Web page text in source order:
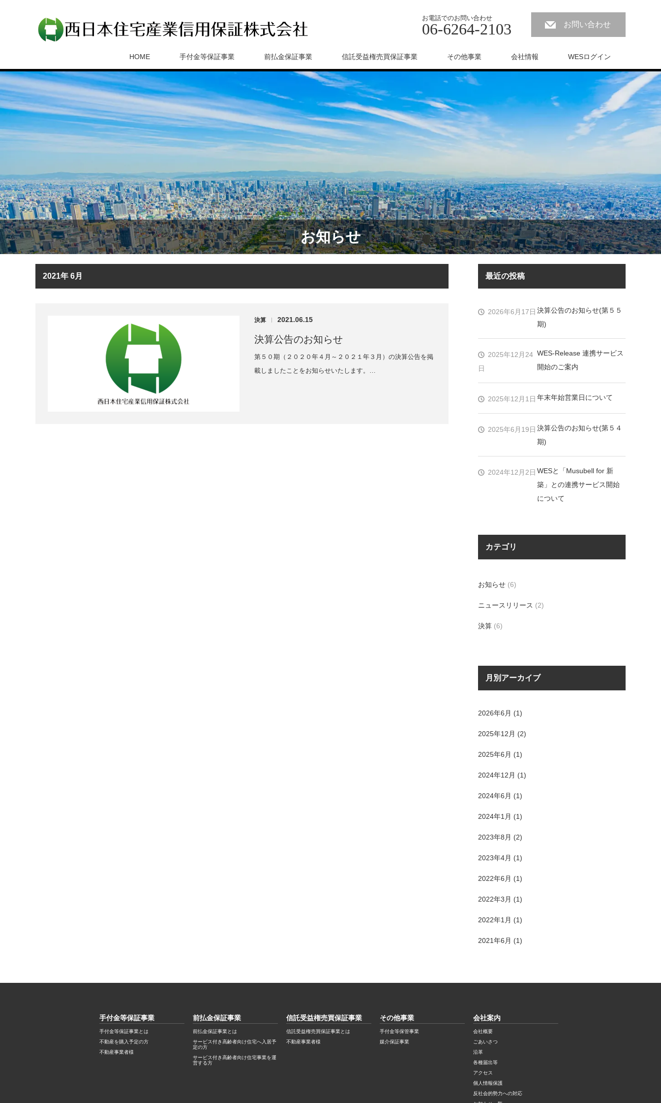
お電話でのお問い合わせ
06-6264-2103 お問い合わせ
HOME 手付金等保証事業 前払金保証事業 信託受益権売買保証事業 その他事業 会社情報 WESログイン
お知らせ
2021年 6月
決算 | 2021.06.15
決算公告のお知らせ
第５０期（２０２０年４月～２０２１年３月）の決算公告を掲
載しましたことをお知らせいたします。…
最近の投稿
決算公告のお知らせ(第５５
期)
2026年6月17日
WES-Release 連携サービス
開始のご案内
2025年12月24
日
年末年始営業日について
2025年12月1日
決算公告のお知らせ(第５４
期)
2025年6月19日
WESと「Musubell for 新
築」との連携サービス開始
について
2024年12月2日
カテゴリ
お知らせ (6)
ニュースリリース (2)
決算 (6)
月別アーカイブ
2026年6月 (1)
2025年12月 (2)
2025年6月 (1)
2024年12月 (1)
2024年6月 (1)
2024年1月 (1)
2023年8月 (2)
2023年4月 (1)
2022年6月 (1)
2022年3月 (1)
2022年1月 (1)
2021年6月 (1)
手付金等保証事業
手付金等保証事業とは
不動産を購入予定の方
不動産事業者様
前払金保証事業
前払金保証事業とは
サービス付き高齢者向け住宅へ入居予
定の方
サービス付き高齢者向け住宅事業を運
営する方
信託受益権売買保証事業
信託受益権売買保証事業とは
不動産事業者様
その他事業
手付金等保管事業
媒介保証事業
会社案内
会社概要
ごあいさつ
沿革
各種届出等
アクセス
個人情報保護
反社会的勢力への対応